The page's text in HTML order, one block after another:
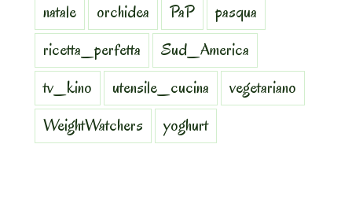
natale
orchidea PaP
pasqua
ricetta_perfetta
Sud_America
tv_kino
utensile_cucina
vegetariano
WeightWatchers
yoghurt